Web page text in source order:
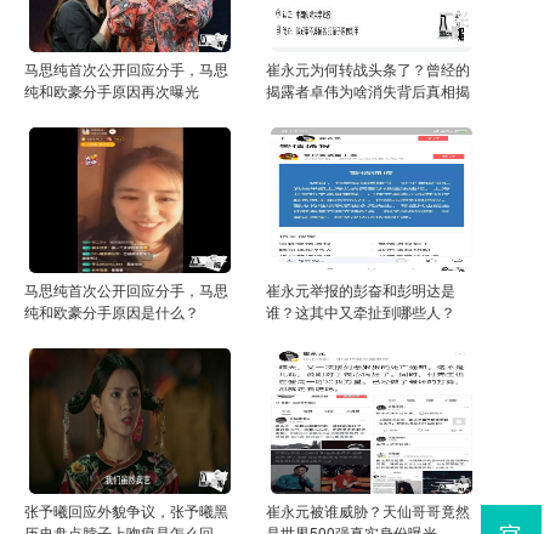
马思纯首次公开回应分手，马思
纯和欧豪分手原因再次曝光
崔永元为何转战头条了？曾经的
揭露者卓伟为啥消失背后真相揭
马思纯首次公开回应分手，马思
纯和欧豪分手原因是什么？
崔永元举报的彭奋和彭明达是
谁？这其中又牵扯到哪些人？
张予曦回应外貌争议，张予曦黑
崔永元被谁威胁？天仙哥哥竟然